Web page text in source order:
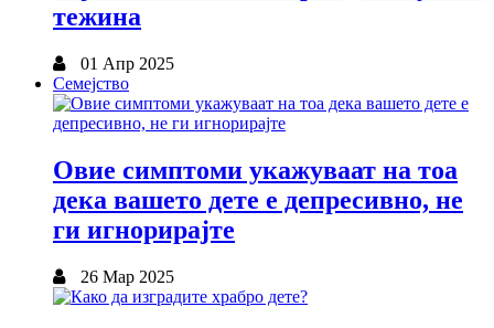
тежина
01 Апр 2025
Семејство
Овие симптоми укажуваат на тоа
дека вашето дете е депресивно, не
ги игнорирајте
26 Мар 2025